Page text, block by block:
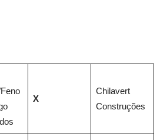
X
Chilavert
Construções